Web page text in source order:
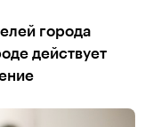
города
действует